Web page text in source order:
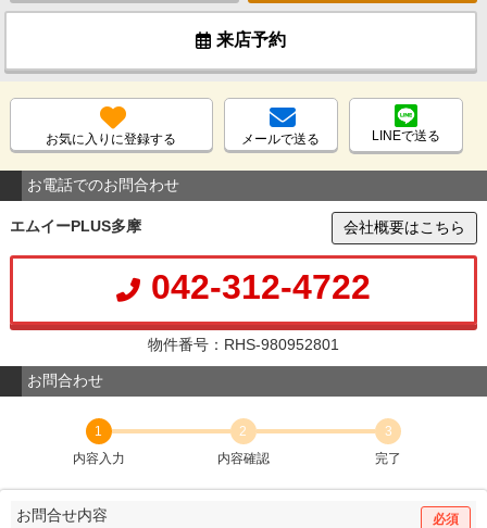
来店予約
お気に入りに登録する メールで送る LINEで送る
お電話でのお問合わせ
エムイーPLUS多摩 会社概要はこちら
042-312-4722
物件番号：RHS-980952801
お問合わせ
1
内容入力
2
内容確認
3
完了
お問合せ内容 必須